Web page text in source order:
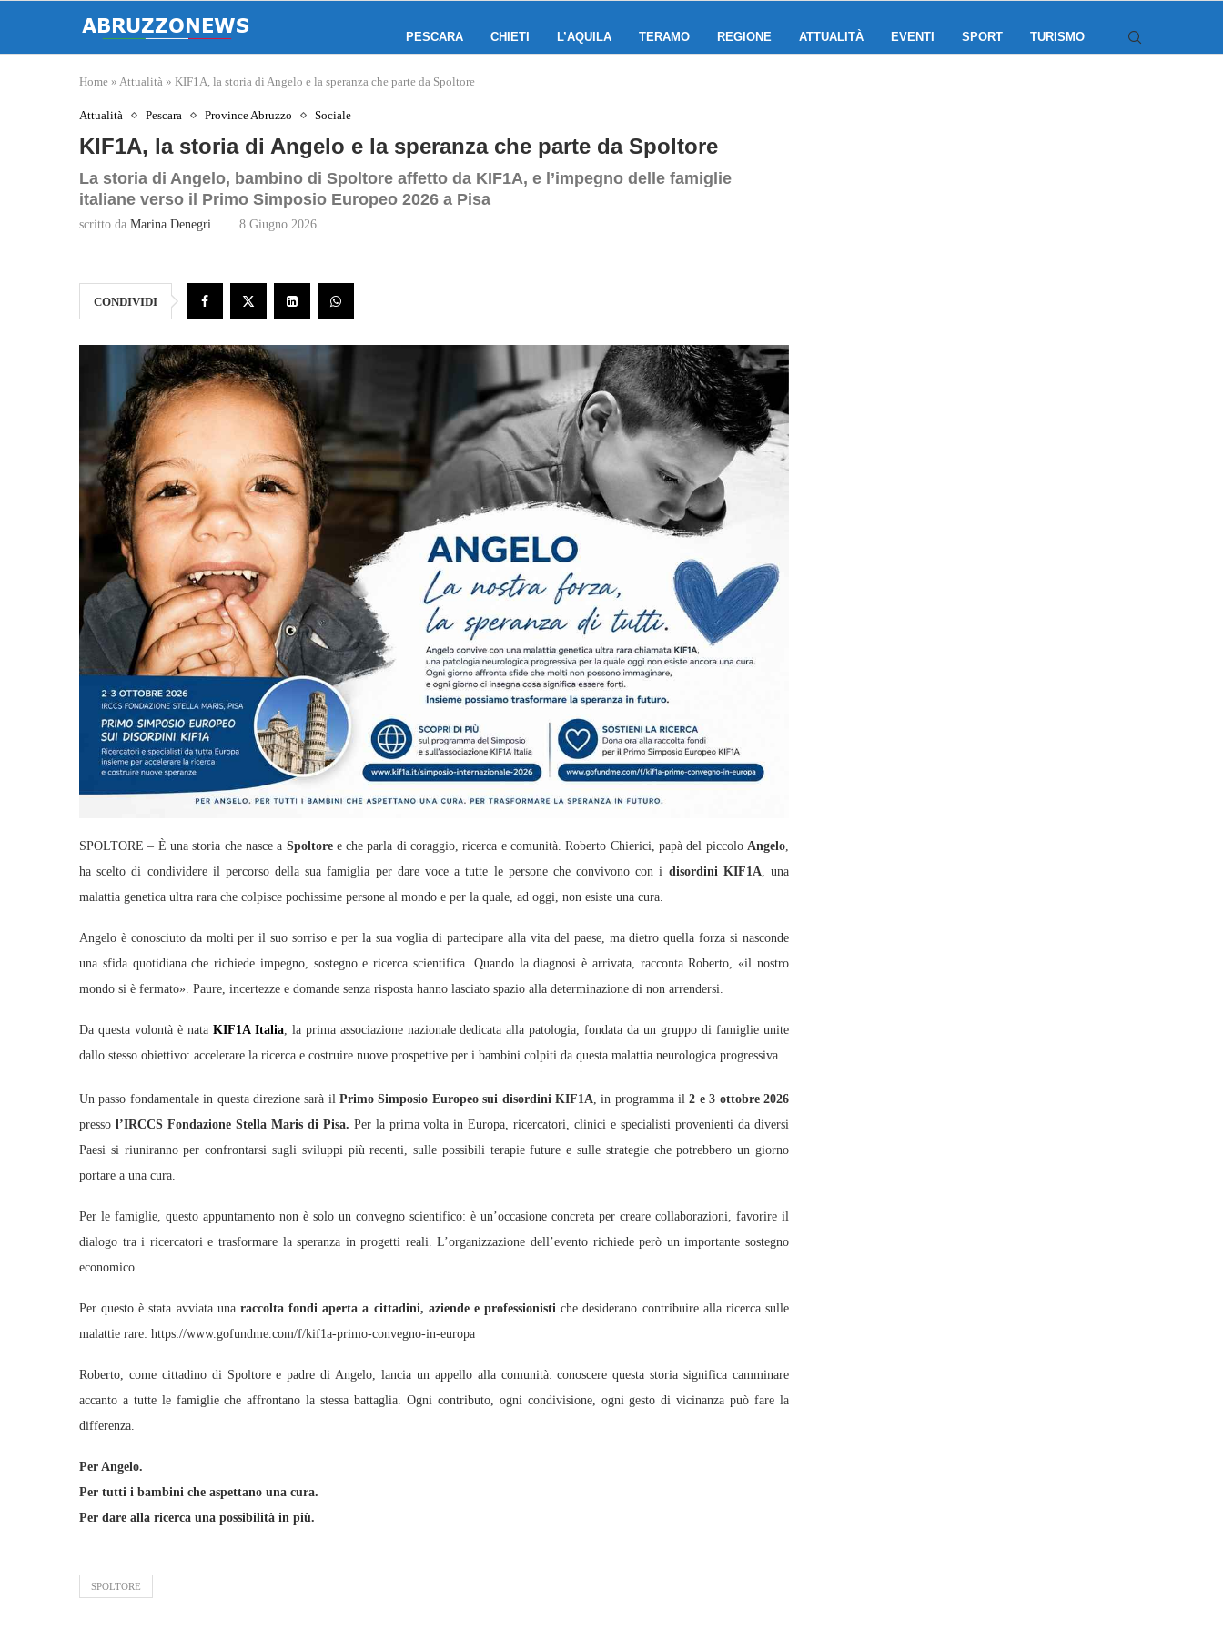
PESCARA CHIETI L’AQUILA TERAMO REGIONE ATTUALITÀ EVENTI SPORT TURISMO
Home » Attualità » KIF1A, la storia di Angelo e la speranza che parte da Spoltore
Attualità Pescara Province Abruzzo Sociale
KIF1A, la storia di Angelo e la speranza che parte da Spoltore
La storia di Angelo, bambino di Spoltore affetto da KIF1A, e l’impegno delle famiglie
italiane verso il Primo Simposio Europeo 2026 a Pisa
scritto da Marina Denegri 8 Giugno 2026
CONDIVIDI
SPOLTORE – È una storia che nasce a Spoltoree che parla di coraggio, ricerca e comunità. Roberto Chierici, papà del piccolo Angelo
ha scelto di condividere il percorso della sua famiglia per dare voce a tutte le persone che convivono con i disordini KIF1A , una
malattia genetica ultra rara che colpisce pochissime persone al mondo e per la quale, ad oggi, non esiste una cura.
Angelo è conosciuto da molti per il suo sorriso e per la sua voglia di partecipare alla vita del paese, ma dietro quella forza si nasconde
una sfida quotidiana che richiede impegno, sostegno e ricerca scientifica. Quando la diagnosi è arrivata, racconta Roberto, «il nostro
mondo si è fermato». Paure, incertezze e domande senza risposta hanno lasciato spazio alla determinazione di non arrendersi.
Da questa volontà è nata KIF1A Italia, la prima associazione nazionale dedicata alla patologia, fondata da un gruppo di famiglie unite
dallo stesso obiettivo: accelerare la ricerca e costruire nuove prospettive per i bambini colpiti da questa malattia neurologica progressiva.
Un passo fondamentale in questa direzione sarà ilPrimo Simposio Europeo sui disordini KIF1A , in programma il2 e 3 ottobre 2026
presso l’IRCCS Fondazione Stella Maris di Pisa. Per la prima volta in Europa, ricercatori, clinici e specialisti provenienti da diversi
Paesi si riuniranno per confrontarsi sugli sviluppi più recenti, sulle possibili terapie future e sulle strategie che potrebbero un giorno
portare a una cura.
Per le famiglie, questo appuntamento non è solo un convegno scientifico: è un’occasione concreta per creare collaborazioni, favorire il
dialogo tra i ricercatori e trasformare la speranza in progetti reali. L’organizzazione dell’evento richiede però un importante sostegno
economico.
Per questo è stata avviata una raccolta fondi aperta a cittadini, aziende e professionisti che desiderano contribuire alla ricerca sulle
malattie rare: https://www.gofundme.com/f/kif1a-primo-convegno-in-europa
Roberto, come cittadino di Spoltore e padre di Angelo, lancia un appello alla comunità: conoscere questa storia significa camminare
accanto a tutte le famiglie che affrontano la stessa battaglia. Ogni contributo, ogni condivisione, ogni gesto di vicinanza può fare la
differenza.
Per Angelo.
Per tutti i bambini che aspettano una cura.
Per dare alla ricerca una possibilità in più.
SPOLTORE